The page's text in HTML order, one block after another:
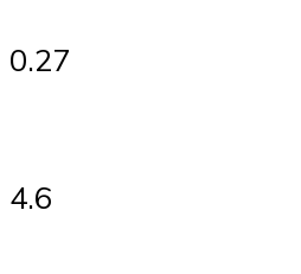
0.27
4.6